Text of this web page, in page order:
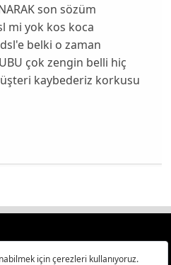
son sözüm
mi yok kos koca
belki o zaman
çok zengin belli hiç
kaybederiz korkusu
Türkiye